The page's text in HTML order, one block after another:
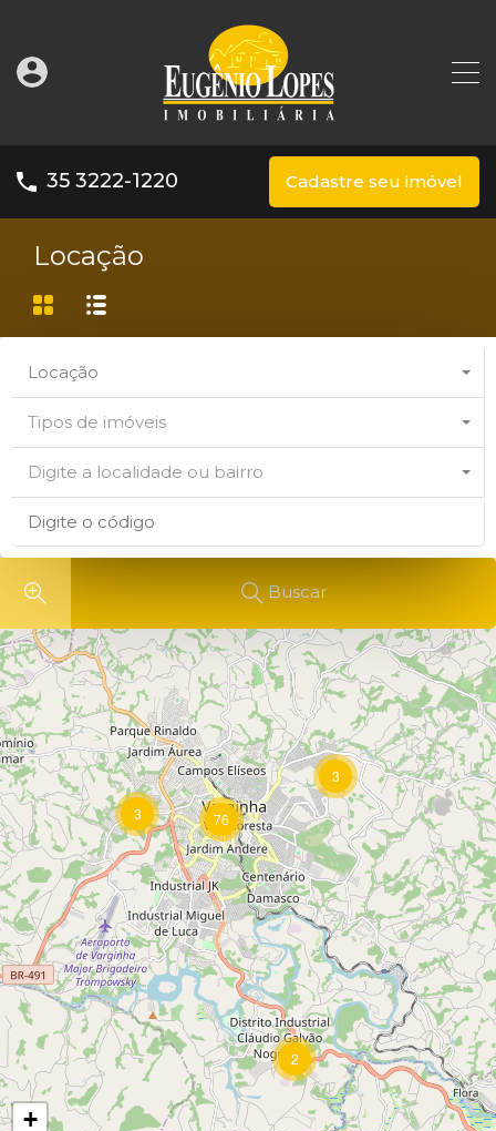
35 3222-1220 Cadastre seu imóvel
Locação
Locação
Tipos de imóveis
Digite a localidade ou bairro
Buscar
2
3
3
76
+